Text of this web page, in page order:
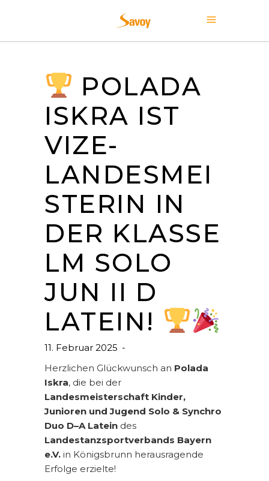
POLADA
ISKRA IST
VIZE-
LANDESMEI
STERIN IN
DER KLASSE
LM SOLO
JUN II D
LATEIN!
11. Februar 2025
Herzlichen Glückwunsch an Polada
Iskra, die bei der
Landesmeisterschaft Kinder,
Junioren und Jugend Solo & Synchro
Duo D–A Latein des
Landestanzsportverbands Bayern
e.V. in Königsbrunn herausragende
Erfolge erzielte!